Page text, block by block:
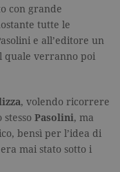
con grande
tutte le
e all’editore un
quale verranno poi
, volendo ricorrere
stesso Pasolini, ma
bensì per l’idea di
mai stato sotto i